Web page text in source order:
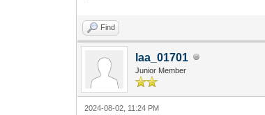
Find
laa_01701
Junior Member
2024-08-02, 11:24 PM